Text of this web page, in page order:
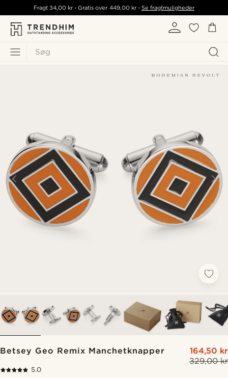
Søg
Fragt34,00 kr - Gratis over 449,00 kr- Se fragtmuligheder
Betsey Geo Remix Manchetknapper
329,00 kr
164,50 kr
5.0